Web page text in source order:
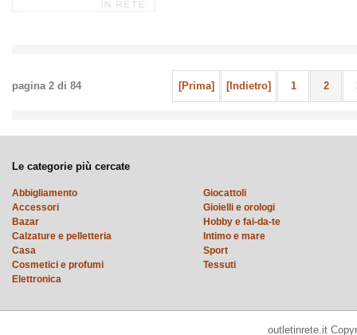
pagina 2 di 84 [Prima] [Indietro] 1 2
Le categorie più cercate
Abbigliamento
Accessori
Bazar
Calzature e pelletteria
Casa
Cosmetici e profumi
Elettronica
Giocattoli
Gioielli e orologi
Hobby e fai-da-te
Intimo e mare
Sport
Tessuti
outletinrete.it